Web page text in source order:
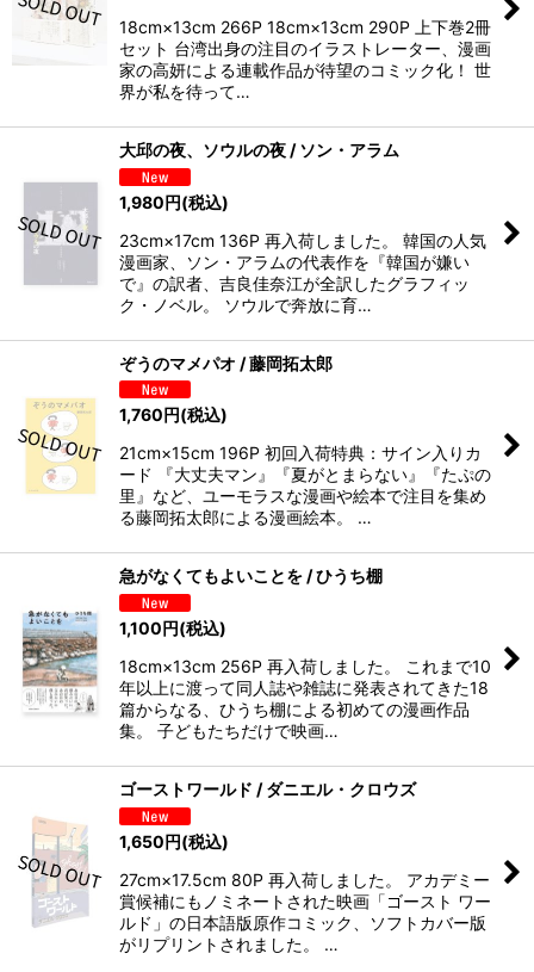
18cm×13cm 266P 18cm×13cm 290P 上下巻2冊
セット 台湾出身の注目のイラストレーター、漫画
家の高妍による連載作品が待望のコミック化！ 世
界が私を待って…
大邱の夜、ソウルの夜 / ソン・アラム
1,980円(税込)
23cm×17cm 136P 再入荷しました。 韓国の人気
漫画家、ソン・アラムの代表作を『韓国が嫌い
で』の訳者、吉良佳奈江が全訳したグラフィッ
ク・ノベル。 ソウルで奔放に育…
ぞうのマメパオ / 藤岡拓太郎
1,760円(税込)
21cm×15cm 196P 初回入荷特典：サイン入りカ
ード 『大丈夫マン』『夏がとまらない』『たぷの
里』など、ユーモラスな漫画や絵本で注目を集め
る藤岡拓太郎による漫画絵本。 …
急がなくてもよいことを / ひうち棚
1,100円(税込)
18cm×13cm 256P 再入荷しました。 これまで10
年以上に渡って同人誌や雑誌に発表されてきた18
篇からなる、ひうち棚による初めての漫画作品
集。 子どもたちだけで映画…
ゴーストワールド / ダニエル・クロウズ
1,650円(税込)
27cm×17.5cm 80P 再入荷しました。 アカデミー
賞候補にもノミネートされた映画「ゴースト ワー
ルド」の日本語版原作コミック、ソフトカバー版
がリプリントされました。 …